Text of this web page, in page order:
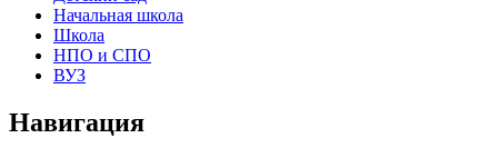
Начальная школа
Школа
НПО и СПО
ВУЗ
Навигация